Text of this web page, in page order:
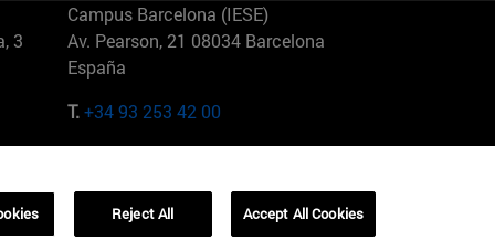
3
Campus Barcelona (IESE)
Av. Pearson, 21 08034 Barcelona
España
T.+34 93 253 42 00
01321001 Bela Vista Brasil
Reject All Accept All Cookies